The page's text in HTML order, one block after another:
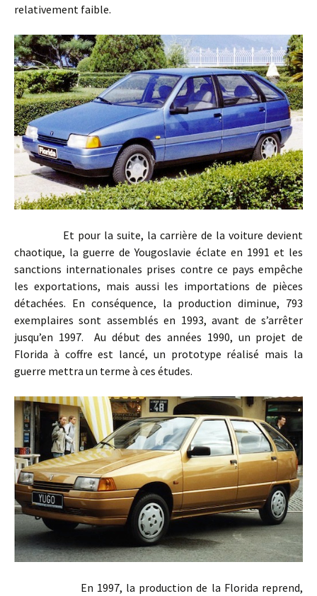
relativement faible.
Et pour la suite, la carrière de la voiture devient
chaotique, la guerre de Yougoslavie éclate en 1991 et les
sanctions internationales prises contre ce pays empêche
les exportations, mais aussi les importations de pièces
détachées. En conséquence, la production diminue, 793
exemplaires sont assemblés en 1993, avant de s’arrêter
jusqu’en 1997. Au début des années 1990, un projet de
Florida à coffre est lancé, un prototype réalisé mais la
guerre mettra un terme à ces études.
En 1997, la production de la Florida reprend,